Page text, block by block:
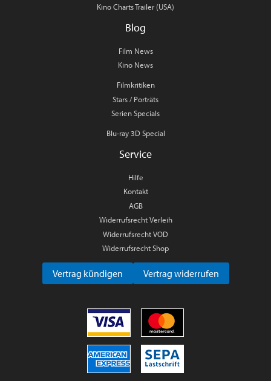
Kino Charts Trailer (USA)
Blog
Film News
Kino News
Filmkritiken
Stars / Porträts
Serien Specials
Blu-ray 3D Special
Service
Hilfe
Kontakt
AGB
Widerrufsrecht Verleih
Widerrufsrecht VOD
Widerrufsrecht Shop
Vertrag kündigen Vertrag widerrufen